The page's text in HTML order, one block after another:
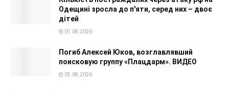
Одещині зросла до п'яти, серед них – двоє
дітей
01.08.2026
Погиб Алексей Юков, возглавлявший
поисковую группу «Плацдарм». ВИДЕО
05.08.2026